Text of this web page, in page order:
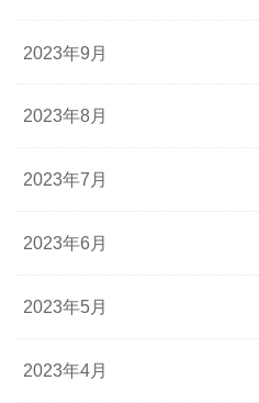
2023年9月
2023年8月
2023年7月
2023年6月
2023年5月
2023年4月